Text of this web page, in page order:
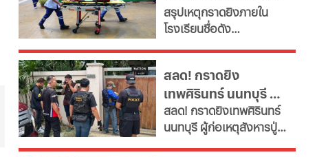
พื้นฐานและการพัฒนา
ประเทศ เผย 11 สายงานจะ
หายไป เช็กที่นี่
ภาค ค
ล่าสุด ผู้ก่อเหตุเสียชีวิต
แล้ว
สรุปเหตุกราดยิงภายใน
โรงเรียนชื่อดัง
แล้ว ขณะที่ยอดผู้เสียชีวิต
พุ่งเป็น 7 ราย บาดเจ็บกว่า
15 ราย
สลด! กราดยิง
เทพศิรินทร์ นนทบุรี ดับ
7 พบยิงปู่ย่าก่อนบุก
โรงเรียน
สลด! กราดยิงเทพศิรินทร์
นนทบุรี ผู้ก่อเหตุสังหารปู่